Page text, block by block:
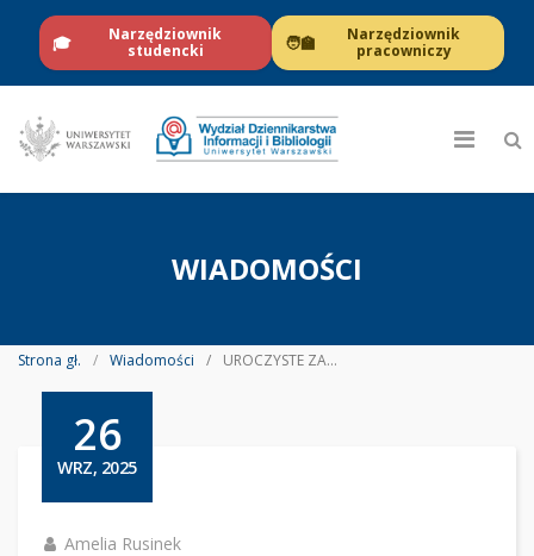
🎓
Narzędziownik
studencki
🧑‍🏫
Narzędziownik
pracowniczy
WIADOMOŚCI
Strona gł. Wiadomości UROCZYSTE ZAKOŃCZENIE STUDIÓW PODYPLOMOWYCH DEDYKOWANYCH PRACOWNIKOM BUW I BIBLIOTEKOM WYDZIAŁOWYM
26
WRZ, 2025
Amelia Rusinek